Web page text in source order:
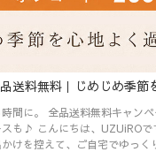
間に。 全品送料無料キャン
が近づく週末と
けを控えて、ご自宅でゆっく